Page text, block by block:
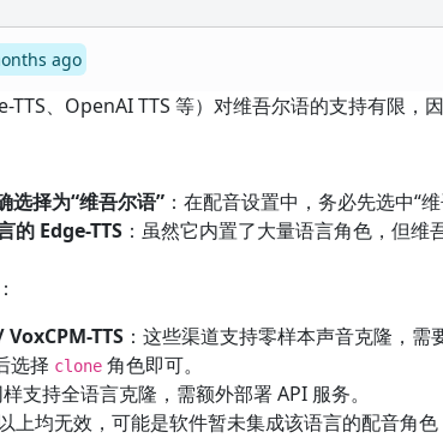
ago
TTS、OpenAI TTS 等）对维吾尔语的支持有限，
选择为“维吾尔语” ：在配音设置中，务必先选中“
的 Edge-TTS ：虽然它内置了大量语言角色，但
：
VoxCPM-TTS ：这些渠道支持零样本声音克隆，
选择 clone 角色即可。
样支持全语言克隆，需额外部署 API 服务。
上均无效，可能是软件暂未集成该语言的配音角色